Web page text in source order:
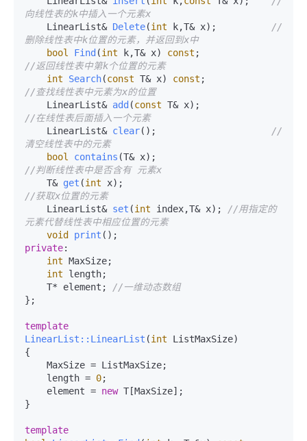
向线性表的k中插入一个元素x
LinearList& Delete(int k,T& x) ;
//
删除线性表中k位置的元素，并返回到x中
bool
Find (int k,T& x) const
//返回线性表中第k个位置的元素
int
Search(const T& x) const
//查找线性表中元素为x的位置
LinearList& add (const T& x)
//在线性表后面插入一个元素
LinearList& clear() ;
//
清空线性表中的元素
bool
contains (T& x)
//判断线性表中是否含有 元素x
T& get (int x)
//获取x位置的元素
LinearList& set (int index,T& x) ;
//用指定的
元素代替线性表中相应位置的元素
void
print ()
private:
int MaxSize;
int length;
    T* element;
//一维动态数组
};
template
LinearList::LinearList (int ListMaxSize)
{
    length =
0;
    element =
new T[MaxSize];
}
template